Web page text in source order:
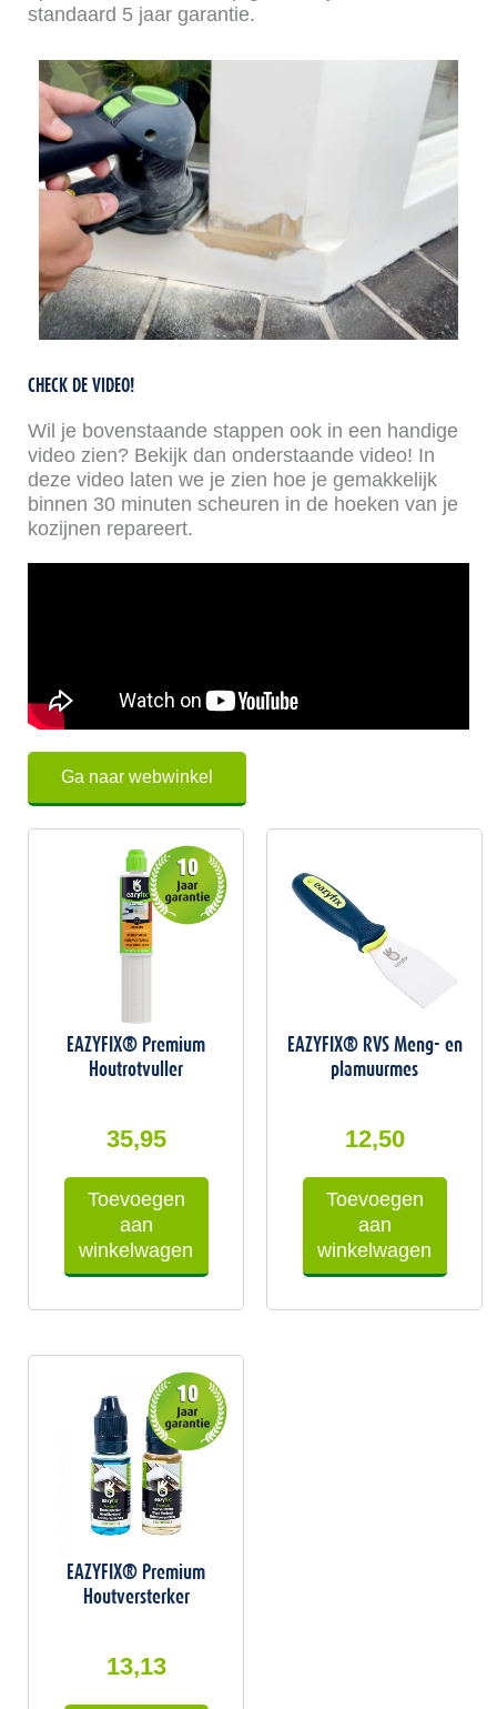
standaard 5 jaar garantie.
CHECK DE VIDEO!
Wil je bovenstaande stappen ook in een handige
video zien? Bekijk dan onderstaande video! In
deze video laten we je zien hoe je gemakkelijk
binnen 30 minuten scheuren in de hoeken van je
kozijnen repareert.
Ga naar webwinkel
EAZYFIX® Premium
Houtrotvuller
35,95
Toevoegen
aan
winkelwagen
EAZYFIX® RVS Meng- en
plamuurmes
12,50
Toevoegen
aan
winkelwagen
EAZYFIX® Premium
Houtversterker
13,13